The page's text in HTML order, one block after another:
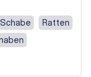
sie benötigt
für
von
Schabe
Ratten